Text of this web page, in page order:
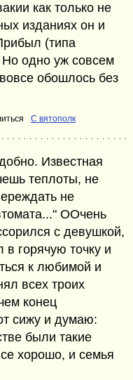
как только не
изданиях он и
(типа
одно уж совсем
обошлось без
С вятополк
Известная
теплоты, не
не
ООчень
с девушкой,
горячую точку и
к любимой и
всех троих
конец
сижу и думаю:
были такие
хорошо, и семья